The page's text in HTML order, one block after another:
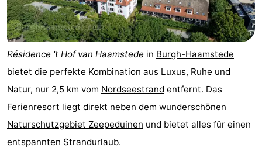
Julianahoeve
-
Livingstone
-
Port
Greve
-
Port
Zélande
-
Resort
Haamstede
-
Résidence
-
Résidence 't Hof van Haamstede in Burgh-Haamstede
bietet die perfekte Kombination aus Luxus, Ruhe und
Natur, nur 2,5 km vom Nordseestrand entfernt. Das
Ferienresort liegt direkt neben dem wunderschönen
Naturschutzgebiet Zeepeduinen und bietet alles für einen
entspannten Strandurlaub.